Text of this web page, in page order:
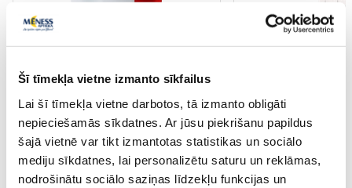
Šī tīmekļa vietne izmanto sīkfailus
Lai šī tīmekļa vietne darbotos, tā izmanto obligāti
nepieciešamās sīkdatnes. Ar jūsu piekrišanu papildus
šajā vietnē var tikt izmantotas statistikas un sociālo
mediju sīkdatnes, lai personalizētu saturu un reklāmas,
nodrošinātu sociālo saziņas līdzekļu funkcijas un
VICHY Dercos Energy+ Stiprinošs
šampūns, 400 ml
29.29 €
Pirkt
ELFA Dadžu
6.79 €